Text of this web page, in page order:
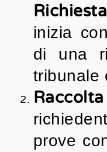
inizia
di una
tribunale
prove